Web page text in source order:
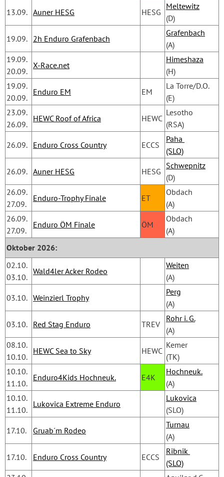
13.09. Auner HESG HESG
Meltewitz
(D)
19.09. 2h Enduro Grafenbach
Grafenbach
(A)
19.09.
20.09.
X-Race.net
Himeshaza
(H)
19.09.
20.09.
Enduro EM EM
La Torre/D.O.
(E)
23.09.
26.09.
HEWC Roof of Africa HEWC
Lesotho
(RSA)
26.09. Enduro Cross Country ECCS
Paha
(SLO)
26.09. Auner HESG HESG
Schwepnitz
(D)
26.09.
27.09.
Enduro-Trophy Finale ET
Obdach
(A)
26.09.
27.09.
Enduro ÖM Finale ÖM
Obdach
(A)
Oktober 2026:
02.10.
03.10.
Wald4ler Acker Rodeo
Weiten
(A)
03.10. Weinzierl Trophy
Perg
(A)
03.10. Red Stag Enduro TREV
Rohr i. G.
(A)
08.10.
10.10.
HEWC Sea to Sky HEWC
Kemer
(TK)
10.10.
11.10.
Enduro4Kids Hochneuk. E4K
Hochneuk.
(A)
10.10.
11.10.
Lukovica Extreme Enduro
Lukovica
(SLO)
17.10. Gruab´m Rodeo
Turnau
(A)
17.10. Enduro Cross Country ECCS
Ribnik
(SLO)